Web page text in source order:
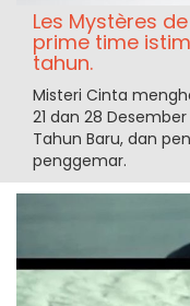
Les Mystères
prime time
tahun.
Misteri Cinta
21 dan 28
Tahun Baru, dan
penggemar.